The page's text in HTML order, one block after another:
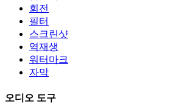
회전
필터
스크린샷
역재생
워터마크
자막
오디오 도구